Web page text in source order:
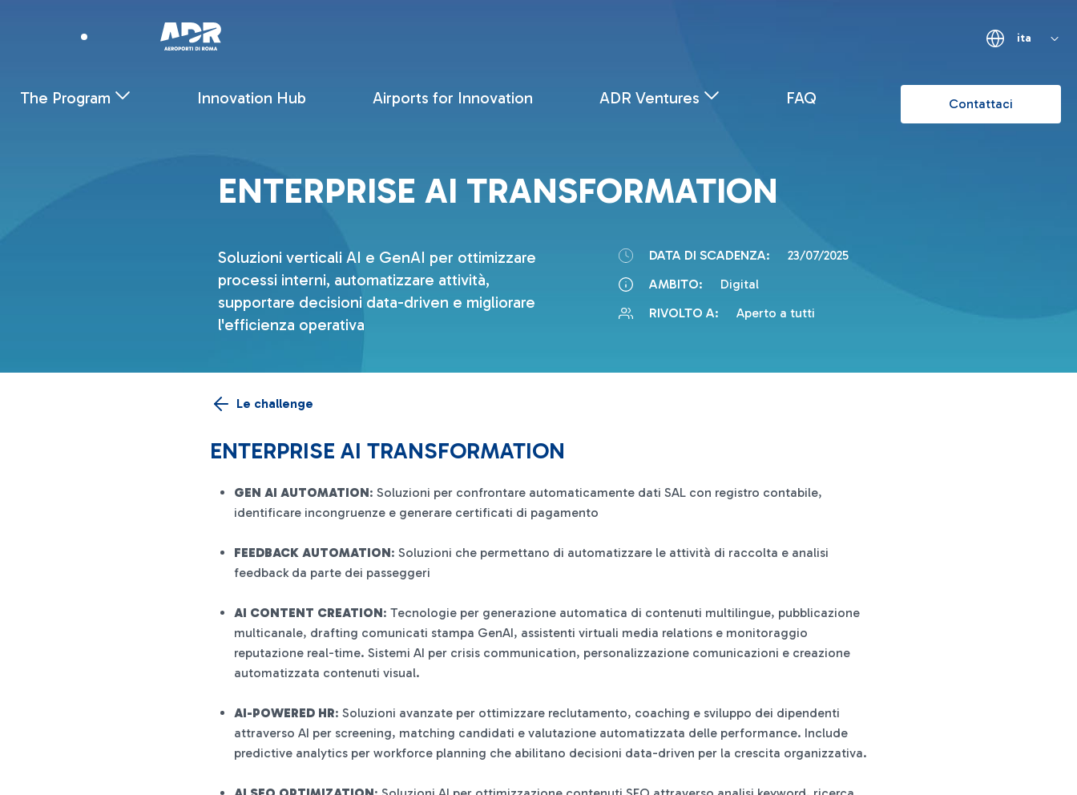
ita
The Program Innovation Hub Airports for Innovation ADR Ventures FAQ Contattaci
ENTERPRISE AI TRANSFORMATION
Soluzioni verticali AI e GenAI per ottimizzare
processi interni, automatizzare attività,
supportare decisioni data-driven e migliorare
l'efficienza operativa
DATA DI SCADENZA:
23/07/2025
AMBITO:
Digital
RIVOLTO A:
Aperto a tutti
Le challenge
ENTERPRISE AI TRANSFORMATION
GEN AI AUTOMATION: Soluzioni per confrontare automaticamente dati SAL con registro contabile,
identificare incongruenze e generare certificati di pagamento
FEEDBACK AUTOMATION: Soluzioni che permettano di automatizzare le attività di raccolta e analisi
feedback da parte dei passeggeri
AI CONTENT CREATION: Tecnologie per generazione automatica di contenuti multilingue, pubblicazione
multicanale, drafting comunicati stampa GenAI, assistenti virtuali media relations e monitoraggio
reputazione real-time. Sistemi AI per crisis communication, personalizzazione comunicazioni e creazione
automatizzata contenuti visual.
AI-POWERED HR: Soluzioni avanzate per ottimizzare reclutamento, coaching e sviluppo dei dipendenti
attraverso AI per screening, matching candidati e valutazione automatizzata delle performance. Include
predictive analytics per workforce planning che abilitano decisioni data-driven per la crescita organizzativa.